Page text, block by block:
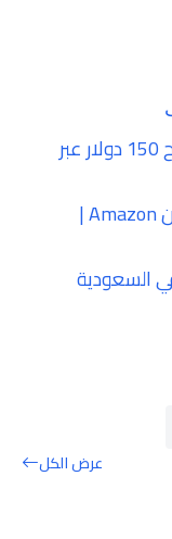
كيفية الربح من موقع Yazing ( أربح 150 دولار عبر
كيف يمكنك أن تربح 2600 دولار من Amazon |
السعودية
عرض الكل